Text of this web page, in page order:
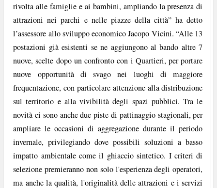
rivolta alle famiglie e ai bambini, ampliando la presenza di
attrazioni nei parchi e nelle piazze della città” ha detto
l’assessore allo sviluppo economico Jacopo Vicini. “Alle 13
postazioni già esistenti se ne aggiungono al bando altre 7
nuove, scelte dopo un confronto con i Quartieri, per portare
nuove opportunità di svago nei luoghi di maggiore
frequentazione, con particolare attenzione alla distribuzione
sul territorio e alla vivibilità degli spazi pubblici. Tra le
novità ci sono anche due piste di pattinaggio stagionali, per
ampliare le occasioni di aggregazione durante il periodo
invernale, privilegiando dove possibili soluzioni a basso
impatto ambientale come il ghiaccio sintetico. I criteri di
selezione premieranno non solo l'esperienza degli operatori,
ma anche la qualità, l'originalità delle attrazioni e i servizi